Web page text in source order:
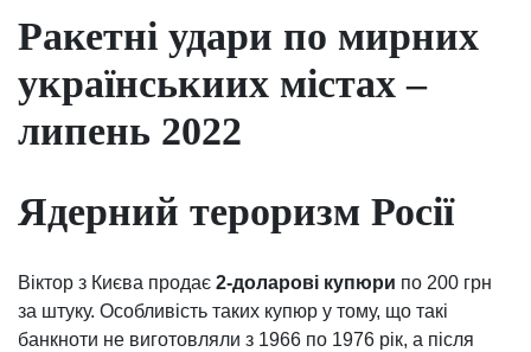
Ракетні удари по мирних
українськиих містах –
липень 2022
Ядерний тероризм Росії
Віктор з Києва продає 2-доларові купюри по 200 грн
за штуку. Особливість таких купюр у тому, що такі
банкноти не виготовляли з 1966 по 1976 рік, а після